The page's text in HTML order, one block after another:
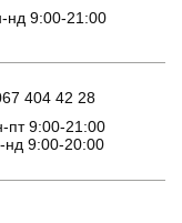
нд 9:00-21:00
404 42 28
пт 9:00-21:00
нд 9:00-20:00